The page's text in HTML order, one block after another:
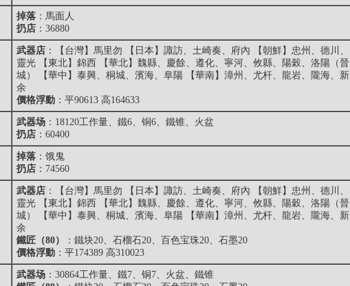
掉落 ： 馬面人
扔店 ：36880
武器店 ：【台灣】馬里勿 【日本】諏訪、土崎奏、府內 【朝鮮】忠州、德川、
靈光 【東北】錦西 【華北】魏縣、慶餘、遵化、寧河、攸縣、陽穀、洛陽（晉
城） 【華中】泰興、桐城、濱海、阜陽 【華南】漳州、尤杆、龍岩、隴海、新
余
價格浮動 ：平90613 高164633
武器场 ：18120工作量、鐵6、铜6、鐵锥、火盆
扔店 ：60400
掉落 ： 饿鬼
扔店 ：74560
武器店 ：【台灣】馬里勿 【日本】諏訪、土崎奏、府內 【朝鮮】忠州、德川、
靈光 【東北】錦西 【華北】魏縣、慶餘、遵化、寧河、攸縣、陽穀、洛陽（晉
城） 【華中】泰興、桐城、濱海、阜陽 【華南】漳州、尤杆、龍岩、隴海、新
余
鐵匠（80）
：鐵块20、石榴石20、百色宝珠20、石墨20
價格浮動 ：平174389 高310023
武器场 ：30864工作量、鐵7、铜7、火盆、鐵锥